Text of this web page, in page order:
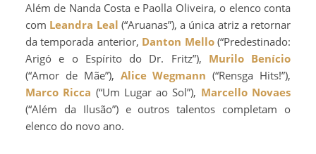
Além de Nanda Costa e Paolla Oliveira, o elenco conta
com Leandra Leal (“Aruanas”), a única atriz a retornar
da temporada anterior, Danton Mello(“Predestinado:
Arigó e o Espírito do Dr. Fritz”), Murilo Benício
(“Amor de Mãe”), Alice Wegmann (“Rensga Hits!”),
Marco Ricca (“Um Lugar ao Sol”), Marcello Novaes
(“Além da Ilusão”) e outros talentos completam o
elenco do novo ano.